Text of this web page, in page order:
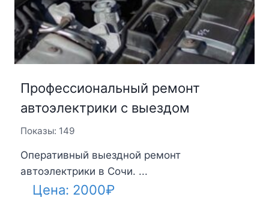
Профессиональный ремонт
автоэлектрики с выездом
Показы: 149
Оперативный выездной ремонт
автоэлектрики в Сочи. ...
Цена: 2000₽